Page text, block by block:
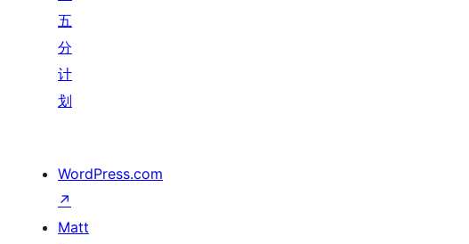
五
分
计
划
WordPress.com
↗
Matt